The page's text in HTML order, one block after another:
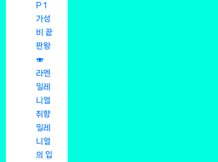
P 1
가성
비 끝
판왕
🍣
라멘
밀레
니얼
취향
밀레
니얼
의 입